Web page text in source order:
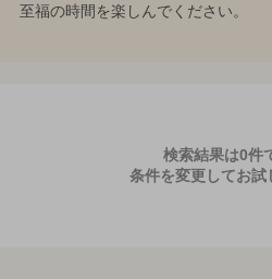
至福の時間を楽しんでください。
検索結果は0件
条件を変更してお試